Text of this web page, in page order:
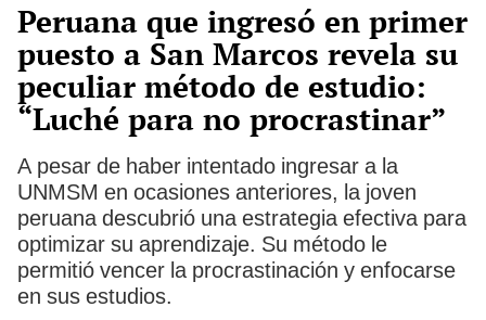
Peruana que ingresó en primer
puesto a San Marcos revela su
peculiar método de estudio:
“Luché para no procrastinar”
A pesar de haber intentado ingresar a la
UNMSM en ocasiones anteriores, la joven
peruana descubrió una estrategia efectiva para
optimizar su aprendizaje. Su método le
permitió vencer la procrastinación y enfocarse
en sus estudios.